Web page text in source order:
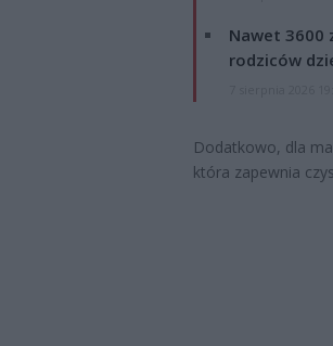
Nawet 3600
rodziców
Dodatkowo, dla
która zapewnia